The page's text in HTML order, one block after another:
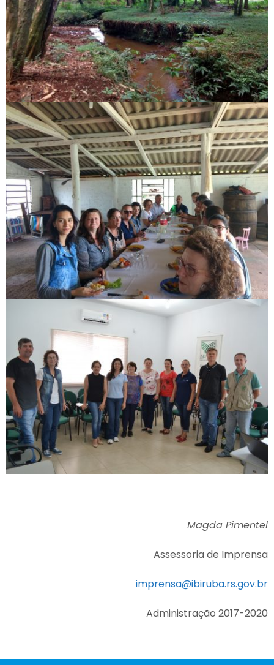
Magda Pimentel
Assessoria de Imprensa
imprensa@ibiruba.rs.gov.br
Administração 2017-2020